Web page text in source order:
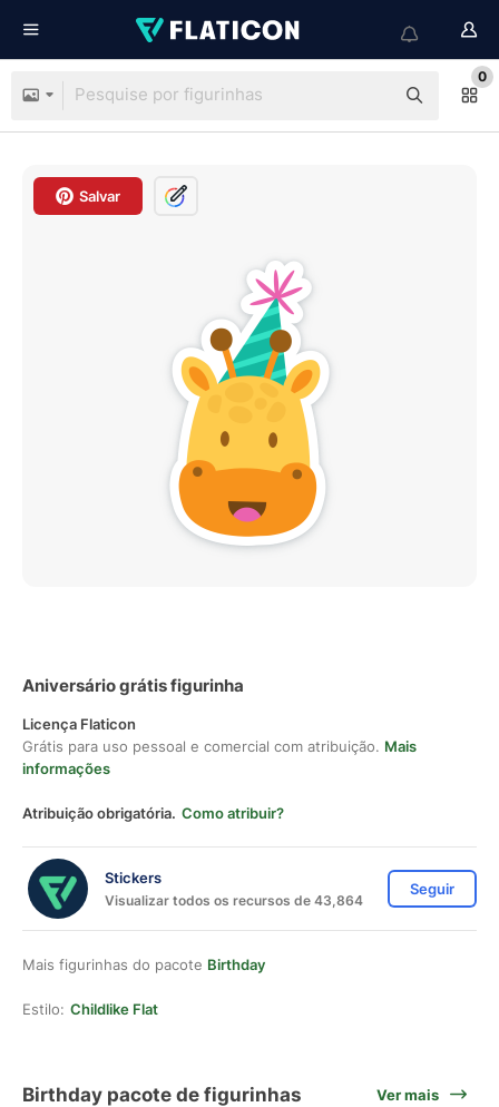
0
Salvar
Aniversário grátis figurinha
Licença Flaticon
Grátis para uso pessoal e comercial com atribuição. Mais
informações
Atribuição obrigatória. Como atribuir?
Stickers
Visualizar todos os recursos de 43,864
Seguir
Mais figurinhas do pacote Birthday
Estilo: Childlike Flat
Birthday pacote de figurinhas Ver mais